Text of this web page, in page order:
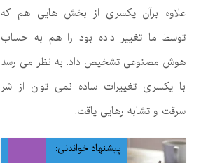
علاوه برآن یکسری از بخش هایی هم که
توسط ما تغییر داده بود را هم به حساب
هوش مصنوعی تشخیص داد. به نظر می رسد
با یکسری تغییرات ساده نمی توان از شر
سرقت و تشابه رهایی یاقت.
پیشنهاد خواندنی: